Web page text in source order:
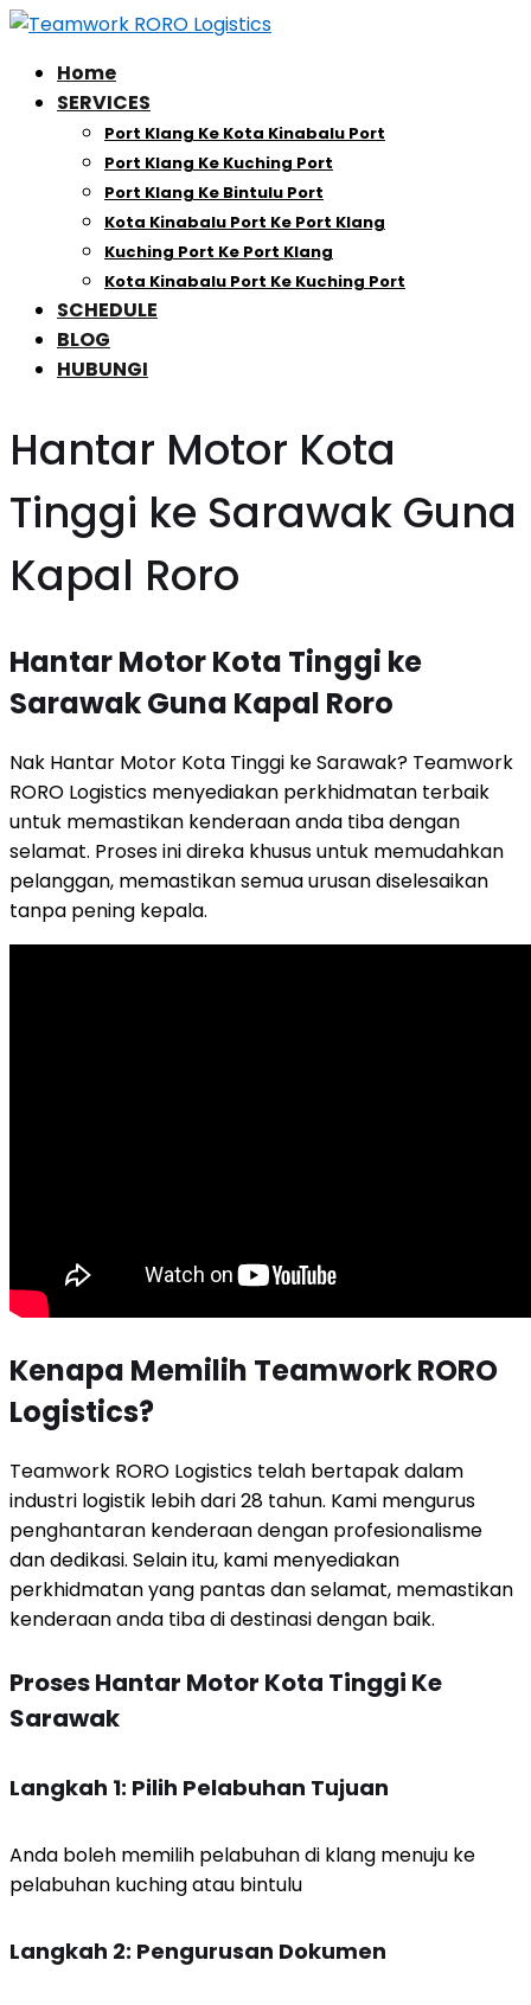
Home
SERVICES
Port Klang Ke Kota Kinabalu Port
Port Klang Ke Kuching Port
Port Klang Ke Bintulu Port
Kota Kinabalu Port Ke Port Klang
Kuching Port Ke Port Klang
Kota Kinabalu Port Ke Kuching Port
SCHEDULE
BLOG
HUBUNGI
Hantar Motor Kota
Tinggi ke Sarawak Guna
Kapal Roro
Hantar Motor Kota Tinggi ke
Sarawak Guna Kapal Roro
Nak Hantar Motor Kota Tinggi ke Sarawak? Teamwork
RORO Logistics menyediakan perkhidmatan terbaik
untuk memastikan kenderaan anda tiba dengan
selamat. Proses ini direka khusus untuk memudahkan
pelanggan, memastikan semua urusan diselesaikan
tanpa pening kepala.
Kenapa Memilih Teamwork RORO
Logistics?
Teamwork RORO Logistics telah bertapak dalam
industri logistik lebih dari 28 tahun. Kami mengurus
penghantaran kenderaan dengan profesionalisme
dan dedikasi. Selain itu, kami menyediakan
perkhidmatan yang pantas dan selamat, memastikan
kenderaan anda tiba di destinasi dengan baik.
Proses Hantar Motor Kota Tinggi Ke
Sarawak
Langkah 1: Pilih Pelabuhan Tujuan
Anda boleh memilih pelabuhan di klang menuju ke
pelabuhan kuching atau bintulu
Langkah 2: Pengurusan Dokumen